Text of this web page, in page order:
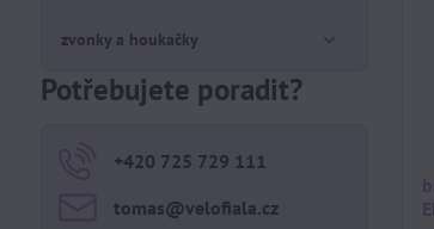
Potřebujete poradit?
+420 725 729 111
tomas​@velofiala​.cz
zvonky a houkačky